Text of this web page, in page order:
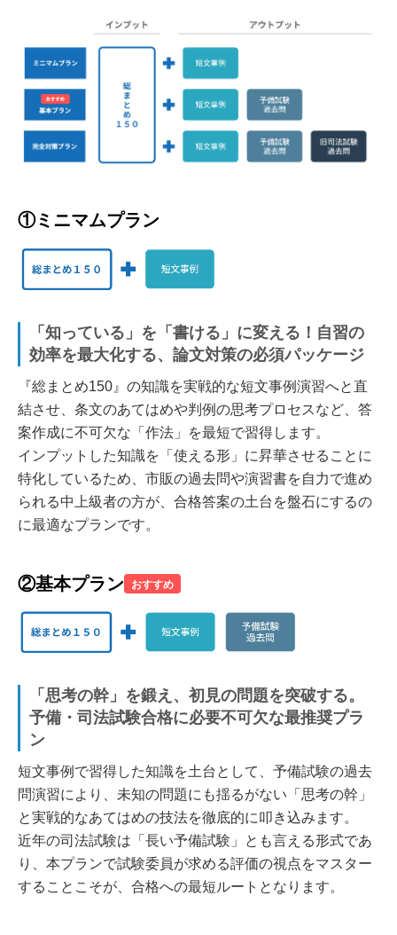
①ミニマムプラン
「知っている」を「書ける」に変える！自習の
効率を最大化する、論文対策の必須パッケージ
『総まとめ150』の知識を実戦的な短文事例演習へと直
結させ、条文のあてはめや判例の思考プロセスなど、答
案作成に不可欠な「作法」を最短で習得します。
インプットした知識を「使える形」に昇華させることに
特化しているため、市販の過去問や演習書を自力で進め
られる中上級者の方が、合格答案の土台を盤石にするの
に最適なプランです。
②基本プラン おすすめ
「思考の幹」を鍛え、初見の問題を突破する。
予備・司法試験合格に必要不可欠な最推奨プラ
ン
短文事例で習得した知識を土台として、予備試験の過去
問演習により、未知の問題にも揺るがない「思考の幹」
と実戦的なあてはめの技法を徹底的に叩き込みます。
近年の司法試験は「長い予備試験」とも言える形式であ
り、本プランで試験委員が求める評価の視点をマスター
することこそが、合格への最短ルートとなります。